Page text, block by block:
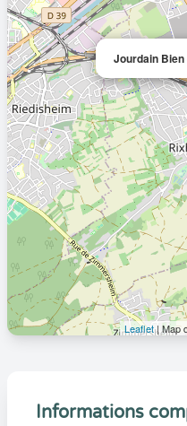
Jourdain
Leaflet| Map
Informations